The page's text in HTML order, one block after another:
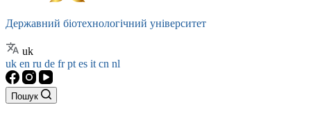
Державний біотехнологічний університет
uk
uk en ru de frpt es it cn nl
Пошук